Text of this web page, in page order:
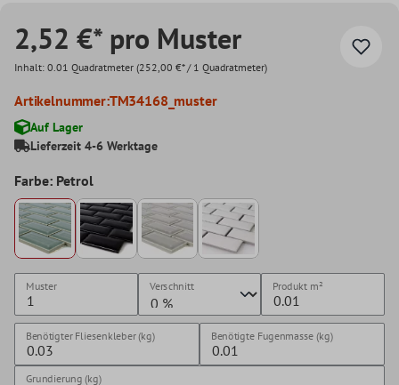
2,52 €* pro Muster
Inhalt: 0.01 Quadratmeter (252,00 €* / 1 Quadratmeter)
Artikelnummer:TM34168_muster
Auf Lager
Lieferzeit 4-6 Werktage
Farbe: Petrol
Muster Verschnitt Produkt m²
Benötigter Fliesenkleber (kg) Benötigte Fugenmasse (kg)
Grundierung (kg)